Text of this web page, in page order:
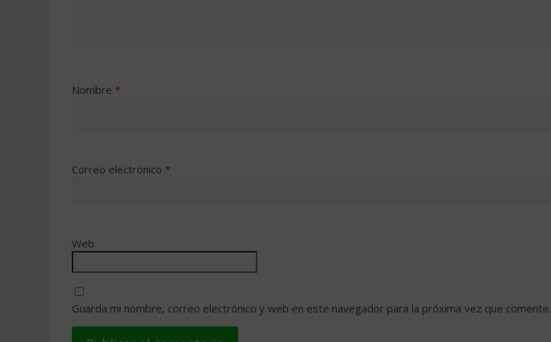
Nombre *
Correo electrónico *
Web
Guarda mi nombre, correo electrónico y web en este navegador para la próxima vez que comente.